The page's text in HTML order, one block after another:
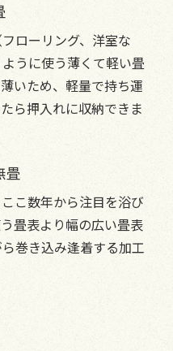
ローリング、洋室な
うに使う薄くて軽い畳
いため、軽量で持ち運
ら押入れに収納できま
畳
こ数年から注目を浴び
畳表より幅の広い畳表
巻き込み逢着する加工